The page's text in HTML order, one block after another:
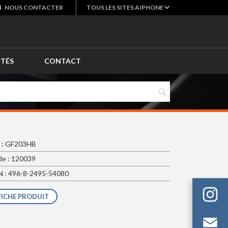
NOUS CONTACTER TOUS LES SITES AIPHONE
CONTACT
GF203HB
: 120039
: 496-8-2495-54080
PRODUIT